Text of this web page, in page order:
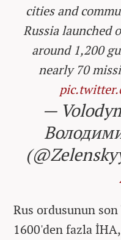
cities and
Russia launched
around 1,200
nearly 70
—
Rus ordusunun
1600'den fazla